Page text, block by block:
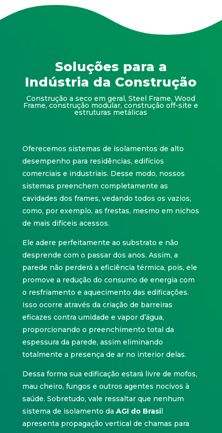
Soluções para a
Indústria da Construção
Construção a seco em geral, Steel Frame, Wood
Frame, construção modular, construção off-site e
estruturas metálicas
Oferecemos sistemas de isolamentos de alto
desempenho para residências, edifícios
comerciais e industriais. Desse modo, nossos
sistemas preenchem completamente as
cavidades dos frames, vedando todos os vazios,
como, por exemplo, as frestas, mesmo em nichos
de mais difíceis acessos.
Ele adere perfeitamente ao substrato e não
desprende com o passar dos anos. Assim, a
parede não perderá a eficiência térmica, pois, ele
promove a redução do consumo de energia com
o resfriamento e aquecimento das edificações.
Isso ocorre através da criação de barreiras
eficazes contra umidade e vapor d’água,
proporcionando o preenchimento total da
espessura da parede, assim eliminando
totalmente a presença de ar no interior delas.
Dessa forma sua edificação estará livre de mofos,
mau cheiro, fungos e outros agentes nocivos à
saúde. Sobretudo, vale ressaltar que nenhum
sistema de isolamento da AGI do Brasil
apresenta propagação vertical de chamas para